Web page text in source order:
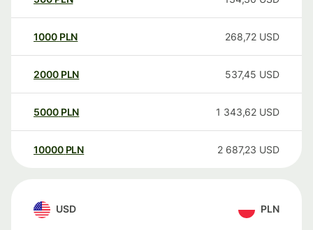
1000 PLN 268,72 USD
2000 PLN 537,45 USD
5000 PLN 1 343,62 USD
10000 PLN 2 687,23 USD
USD PLN